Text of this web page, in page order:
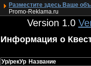
Разместите здесь Ваше
Promo-Reklama.ru
Version 1.0
Информация о
Ур/рекУр Название